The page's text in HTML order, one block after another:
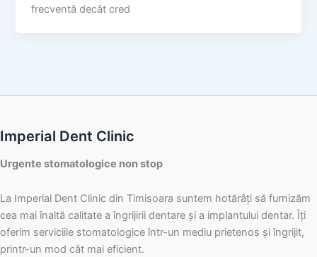
frecventă decât cred
Imperial Dent Clinic
Urgente stomatologice non stop
La Imperial Dent Clinic din Timisoara suntem hotărâți să furnizăm
cea mai înaltă calitate a îngrijirii dentare și a implantului dentar. Îți
oferim serviciile stomatologice într-un mediu prietenos și îngrijit,
printr-un mod cât mai eficient.